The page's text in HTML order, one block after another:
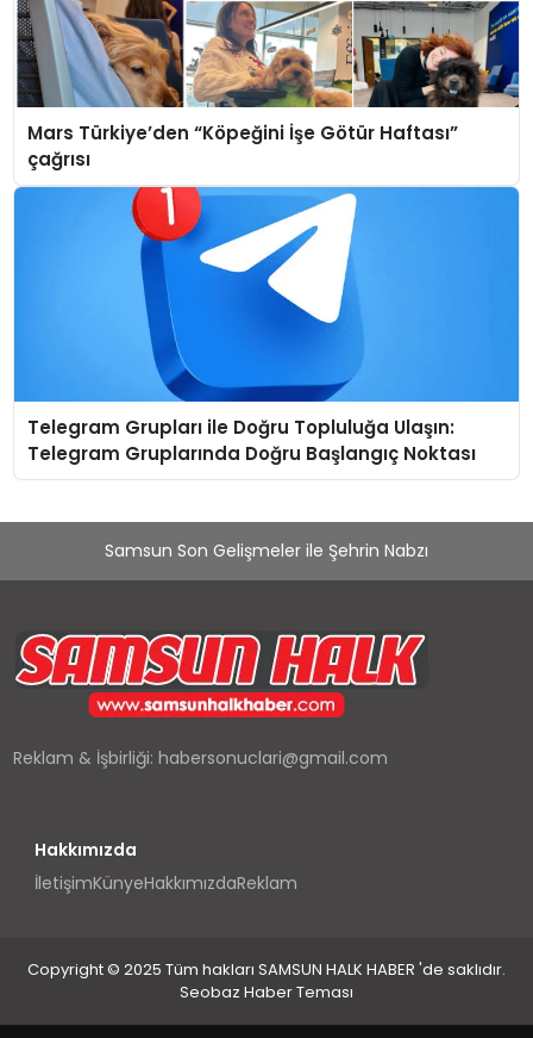
Mars Türkiye’den “Köpeğini İşe Götür Haftası”
çağrısı
Telegram Grupları ile Doğru Topluluğa Ulaşın:
Telegram Gruplarında Doğru Başlangıç Noktası
Samsun Son Gelişmeler ile Şehrin Nabzı
Reklam & İşbirliği:habersonuclari@gmail.com
Hakkımızda
İletişimKünyeHakkımızdaReklam
Copyright © 2025 Tüm hakları SAMSUN HALK HABER 'de saklıdır.
Seobaz Haber Teması